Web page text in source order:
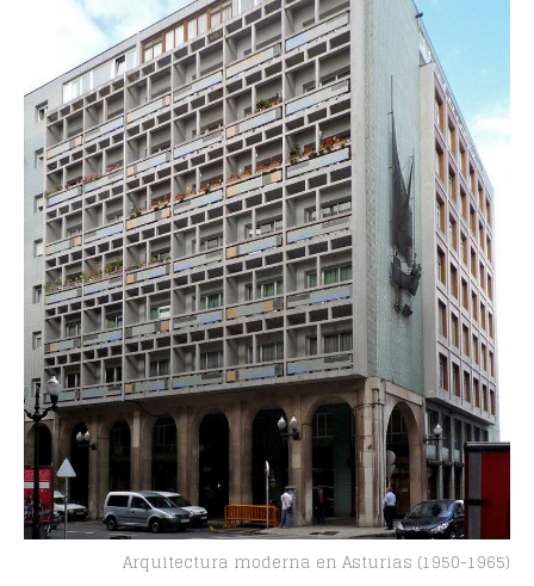
Arquitectura moderna en Asturias (1950-1965)